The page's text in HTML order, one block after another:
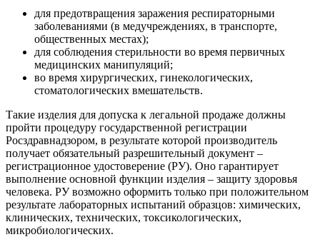
для предотвращения заражения респираторными
заболеваниями (в медучреждениях, в транспорте,
общественных местах);
для соблюдения стерильности во время первичных
медицинских манипуляций;
во время хирургических, гинекологических,
стоматологических вмешательств.
Такие изделия для допуска к легальной продаже должны
пройти процедуру государственной регистрации
Росздравнадзором, в результате которой производитель
получает обязательный разрешительный документ –
регистрационное удостоверение (РУ). Оно гарантирует
выполнение основной функции изделия – защиту здоровья
человека. РУ возможно оформить только при положительном
результате лабораторных испытаний образцов: химических,
клинических, технических, токсикологических,
микробиологических.